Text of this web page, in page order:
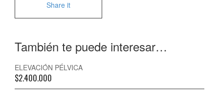
Share it
También te puede interesar…
ELEVACIÓN PÉLVICA
$2.400.000